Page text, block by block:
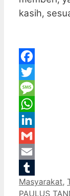
kasih,
Facebook
Twitter
Message
WhatsApp
LinkedIn
Gmail
Email
Tumblr
Categories
Masyarakat,
PAULUS